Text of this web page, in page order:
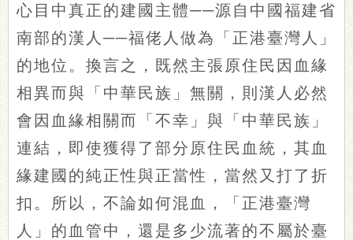
心目中真正的建國主體──源自中國福建省
南部的漢人──福佬人做為「正港臺灣人」
的地位。換言之，既然主張原住民因血緣
相異而與「中華民族」無關，則漢人必然
會因血緣相關而「不幸」與「中華民族」
連結，即使獲得了部分原住民血統，其血
緣建國的純正性與正當性，當然又打了折
扣。所以，不論如何混血，「正港臺灣
人」的血管中，還是多少流著的不屬於臺